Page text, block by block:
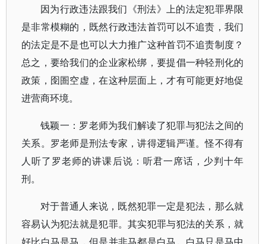
因为行政违法跟我们《刑法》上的法定犯罪界限
是非常模糊的，既然行政违法首罚可以不追责，我们
的法定是不是也可以大力推广这种首罚不追责制度？
总之，要给我们的企业家松绑，要提倡一种轻刑化的
政策，囹圄空虚，在这种层面上，才有可能更好地促
进营商环境。
钱颖一：罗老师为我们解读了犯罪与犯法之间的
关系。罗老师是刑法专家，讲得逻辑严谨。怪不得有
人听了罗老师的讲课后说：听君一席话，少判十年
刑。
对于普通人来说，既然犯罪一定是犯法，那么就
容易认为犯法就是犯罪。其实犯罪与犯法的关系，就